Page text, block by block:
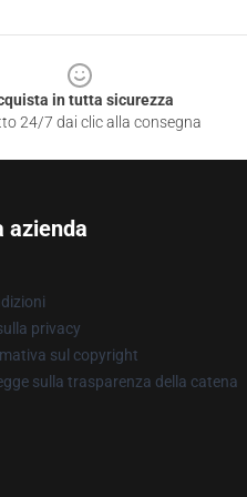
in tutta sicurezza
24/7 dai clic alla consegna
azienda
privacy
sul copyright
sulla trasparenza della catena